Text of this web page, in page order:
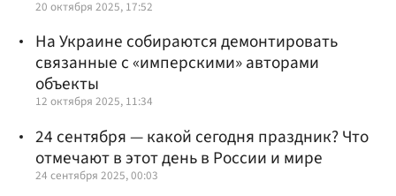
20 октября 2025, 17:52
На Украине собираются демонтировать
связанные с «имперскими» авторами
объекты
12 октября 2025, 11:34
24 сентября — какой сегодня праздник? Что
отмечают в этот день в России и мире
24 сентября 2025, 00:03